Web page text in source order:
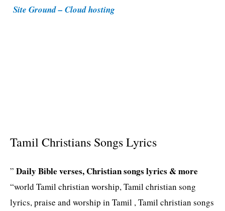
e
Site Ground – Cloud hosting
Tamil Christians Songs Lyrics
” Daily Bible verses, Christian songs lyrics & more
“world Tamil christian worship, Tamil christian song
lyrics, praise and worship in Tamil , Tamil christian songs